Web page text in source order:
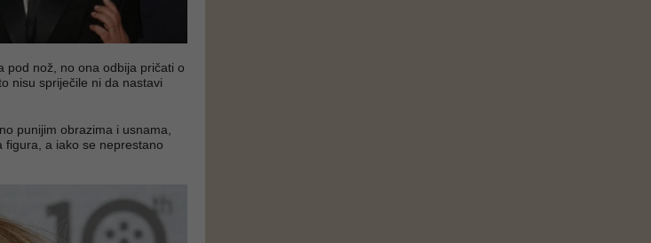
pod nož, no ona odbija pričati o
nisu spriječile ni da nastavi
punijim obrazima i usnama,
figura, a iako se neprestano